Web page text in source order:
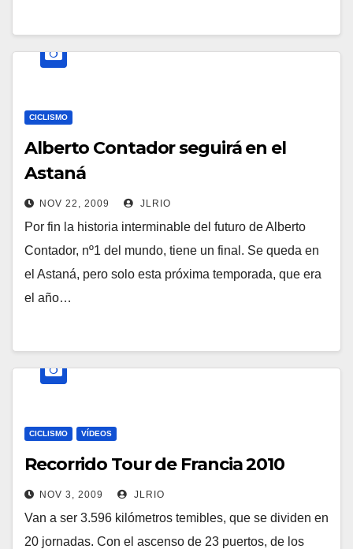
CICLISMO
Alberto Contador seguirá en el
Astaná
NOV 22, 2009 JLRIO
Por fin la historia interminable del futuro de Alberto
Contador, nº1 del mundo, tiene un final. Se queda en
el Astaná, pero solo esta próxima temporada, que era
el año…
CICLISMO VÍDEOS
Recorrido Tour de Francia 2010
NOV 3, 2009 JLRIO
Van a ser 3.596 kilómetros temibles, que se dividen en
20 jornadas. Con el ascenso de 23 puertos, de los